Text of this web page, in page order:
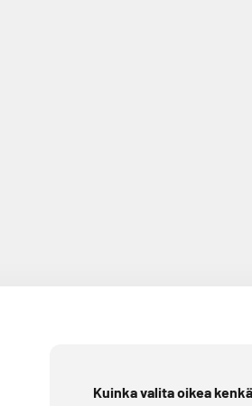
Kuinka valita oikea